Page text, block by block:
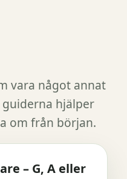
vara något annat
guiderna hjälper
om från början.
– G, A eller